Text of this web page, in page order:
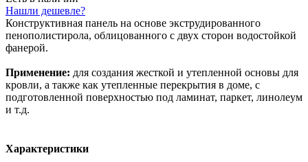
Нашли дешевле?
Конструктивная панель на основе экструдированного
пенополистирола, облицованного с двух сторон водостойкой
фанерой.
Применение: для создания жесткой и утепленной основы для
кровли, а также как утепленные перекрытия в доме, с
подготовленной поверхностью под ламинат, паркет, линолеум
и т.д.
Характеристики